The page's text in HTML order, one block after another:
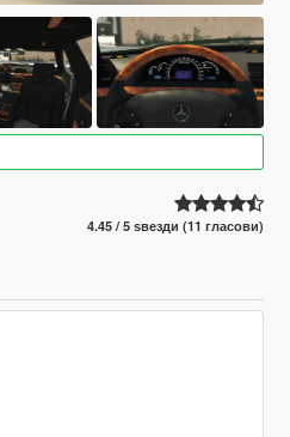
4.45 / 5 ѕвезди (11 гласови)